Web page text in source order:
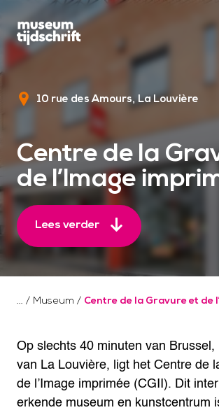
t
e
n
10 rue des Amours La Louvière
Centre de la
de l’Image
Lees verder
/ Museum / Centre de la Gravure et de
Op slechts 40 minuten van
van La Louvière, ligt het Centre de
de l’Image imprimée (CGII). Dit
erkende museum en kunstcentrum